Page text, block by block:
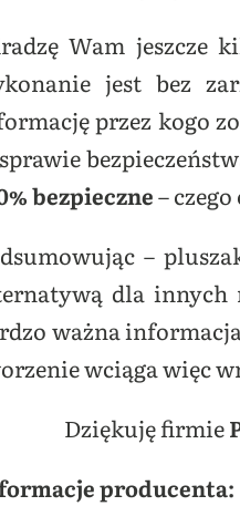
Wam jeszcze
jest bez
przez kogo
bezpieczne–
–
dla innych
ważna
wciąga więc
Dziękuję firmie
producenta: